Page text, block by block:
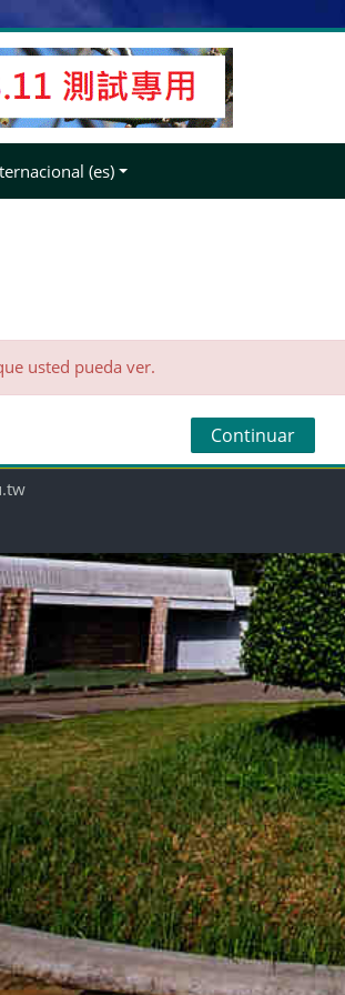
‎(es)‎
usted pueda ver.
Continuar